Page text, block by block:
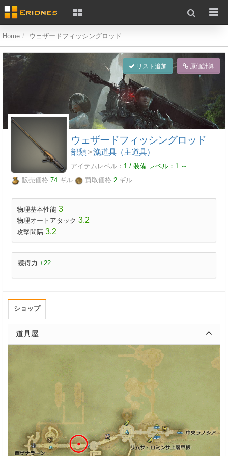
Home ウェザードフィッシングロッド
リスト追加 原価計算
ウェザードフィッシングロッド
部類>漁道具（主道具）
アイテムレベル： 1 / 装備 レベル： 1 ～
販売価格 74 ギル 買取価格 2 ギル
物理基本性能 3
物理オートアタック 3.2
攻撃間隔 3.2
獲得力 +22
ショップ
道具屋